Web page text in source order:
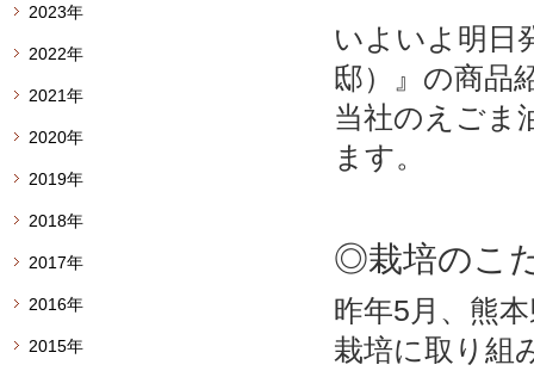
いよいよ明日
邸）』の商品
当社のえごま
ます。
◎栽培のこ
昨年5月、熊
栽培に取り組
2023年
2022年
2021年
2020年
2019年
2018年
2017年
2016年
2015年